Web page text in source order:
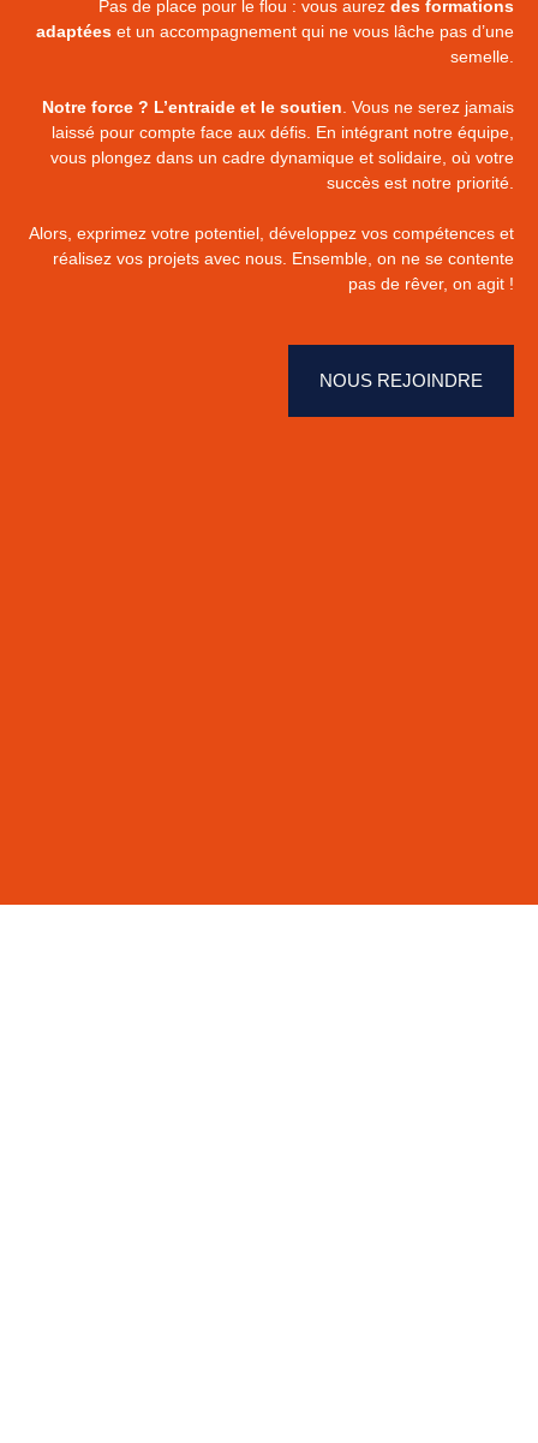
Pas de place pour le flou : vous aurez des formations
adaptées et un accompagnement qui ne vous lâche pas d’une
semelle.
Notre force ? L’entraide et le soutien. Vous ne serez jamais
laissé pour compte face aux défis. En intégrant notre équipe,
vous plongez dans un cadre dynamique et solidaire, où votre
succès est notre priorité.
Alors, exprimez votre potentiel, développez vos compétences et
réalisez vos projets avec nous. Ensemble, on ne se contente
pas de rêver, on agit !
NOUS REJOINDRE